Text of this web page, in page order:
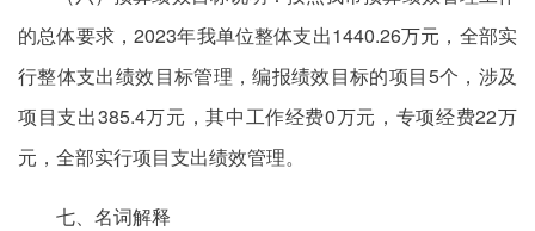
的总体要求，2023年我单位整体支出1440.26万元，全部实
行整体支出绩效目标管理，编报绩效目标的项目5个，涉及
项目支出385.4万元，其中工作经费0万元，专项经费22万
元，全部实行项目支出绩效管理。
七、名词解释